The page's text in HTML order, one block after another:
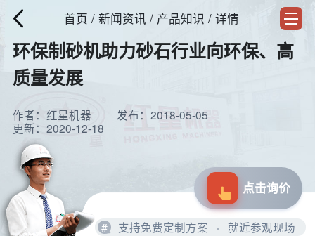
首页 / 新闻资讯 / 产品知识 / 详情
环保制砂机助力砂石行业向环保、高
质量发展
作者：红星机器
发布：2018-05-05
更新：2020-12-18
点击询价
# 支持免费定制方案 就近参观现场